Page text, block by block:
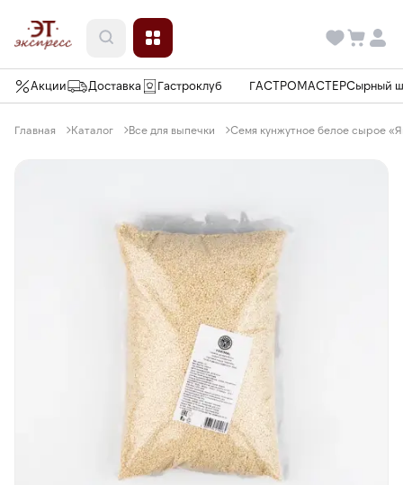
Акции Доставка Гастроклуб ГАСТРОМАСТЕРСырный
Главная Каталог Все для выпечки Семя кунжутное белое сырое